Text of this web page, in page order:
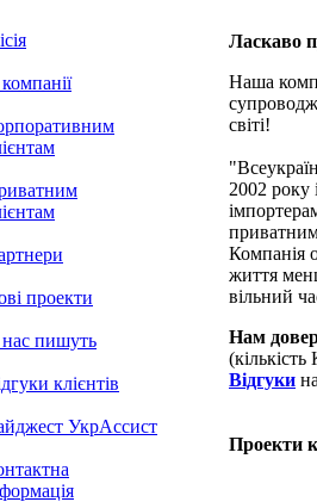
проекти
пишуть
клієнтів
УкрАссист
Ласкаво
Наша
світі!
2002 року
Компанія
життя
вільний
Нам
Відгуки
Проекти